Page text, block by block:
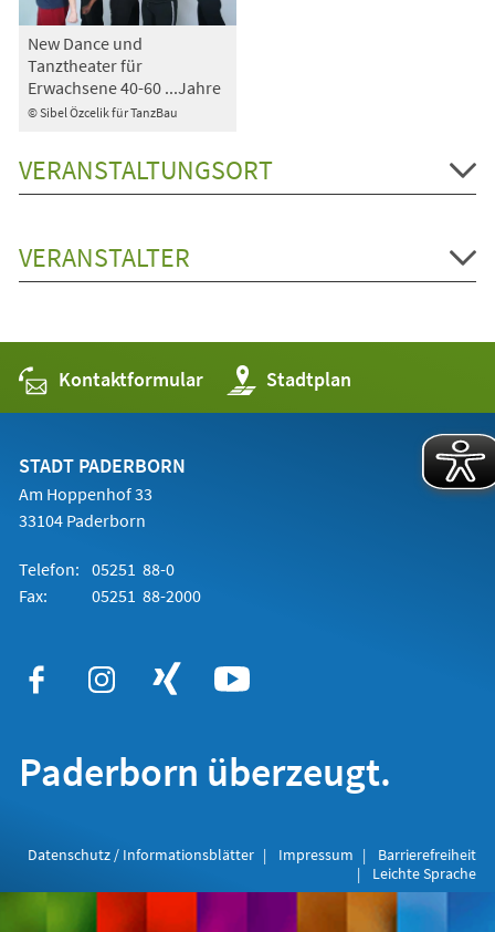
© Sibel Özcelik für TanzBau
New Dance und
Tanztheater für
Erwachsene 40-60 ...Jahre
VERANSTALTUNGSORT
VERANSTALTER
Kontaktformular Stadtplan
(Öffnet
in
einem
STADT PADERBORN
Am Hoppenhof 33
33104 Paderborn
Telefon: 05251 88-0
Fax:
05251 88-2000
Paderborn überzeugt.
Datenschutz / Informationsblätter Impressum
Barrierefreiheit
Leichte Sprache